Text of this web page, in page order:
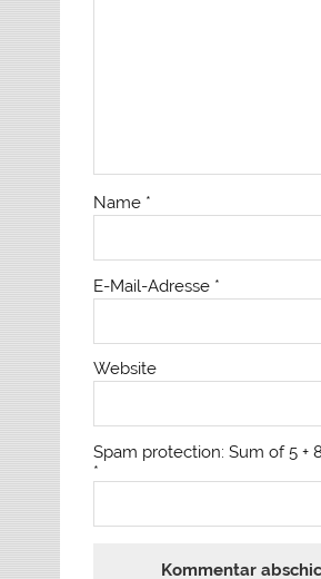
Name *
E-Mail-Adresse *
Website
Spam protection: Sum of 5 +
*